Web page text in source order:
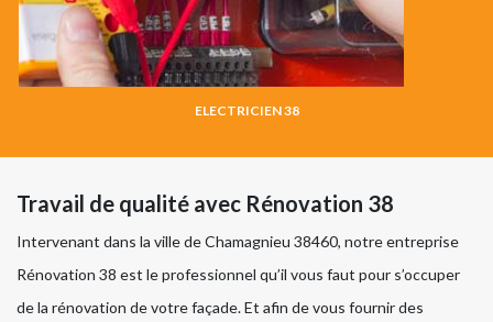
ELECTRICIEN 38
Travail de qualité avec Rénovation 38
Intervenant dans la ville de Chamagnieu 38460, notre entreprise
Rénovation 38 est le professionnel qu’il vous faut pour s’occuper
de la rénovation de votre façade. Et afin de vous fournir des